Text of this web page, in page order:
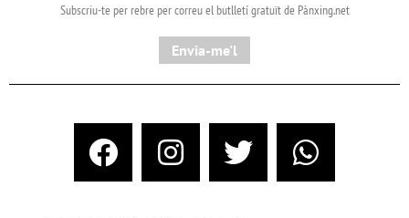
Subscriu-te per rebre per correu el butlletí gratuït de Pànxing.net​
Envia-me'l